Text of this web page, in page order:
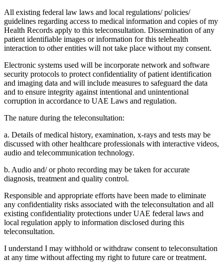
All existing federal law laws and local regulations/ policies/
guidelines regarding access to medical information and copies of my
Health Records apply to this teleconsultation. Dissemination of any
patient identifiable images or information for this telehealth
interaction to other entities will not take place without my consent.
Electronic systems used will be incorporate network and software
security protocols to protect confidentiality of patient identification
and imaging data and will include measures to safeguard the data
and to ensure integrity against intentional and unintentional
corruption in accordance to UAE Laws and regulation.
The nature during the teleconsultation:
a. Details of medical history, examination, x-rays and tests may be
discussed with other healthcare professionals with interactive videos,
audio and telecommunication technology.
b. Audio and/ or photo recording may be taken for accurate
diagnosis, treatment and quality control.
Responsible and appropriate efforts have been made to eliminate
any confidentiality risks associated with the teleconsultation and all
existing confidentiality protections under UAE federal laws and
local regulation apply to information disclosed during this
teleconsultation.
I understand I may withhold or withdraw consent to teleconsultation
at any time without affecting my right to future care or treatment.